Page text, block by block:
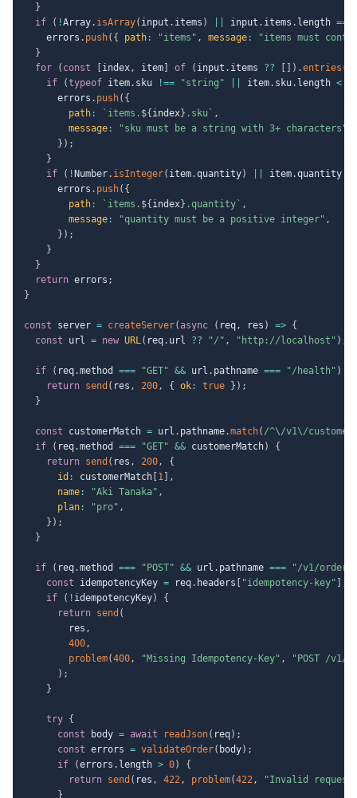
}
if
( !Array. isArray( input . items ) input . items . length ===
    errors
. push( { path : "items" , message :
"items must
}
for
( const index, item of ( input . items ?? ) .entries (
if
(typeof item. sku !== "string" item. sku. length <
      errors
. push( {
path : ` items. ${ index} .sku ` ,
message : "sku must be a string with 3+ characters"
} ) ;
}
if
( ! Number. isInteger( item.quantity) item.quantity
      errors
. push( {
path : ` items. ${ index} .quantity ` ,
message : "quantity must be a positive integer" ,
} ) ;
}
}
return errors ;
}
const server = createServer( async ( req, res ) => {
const url = new URL( req. url ?? "/" , "http://localhost" ) ;
if ( req.method === "GET" && url . pathname === "/health" )
return send ( res , 200, { ok : true } ) ;
}
const customerMatch = url . pathname.match( /^\/v1\/
if
( req.method === "GET" && customerMatch)
{
return send ( res , 200,
{
id : customerMatch 1
,
name : "Aki Tanaka" ,
plan : "pro" ,
} ) ;
}
if ( req.method === "POST" && url . pathname ===
"/v1/
const idempotencyKey = req. headers "idempotency-key"
;
if
( ! idempotencyKey)
{
return send (
        res
,
400,
problem(400, "Missing Idempotency-Key" ,
"POST /v1/
) ;
}
try {
const body = await readJson( req) ;
const errors = validateOrder( body) ;
if
(errors . length > 0)
{
return send ( res , 422, problem(422,
"Invalid request
}